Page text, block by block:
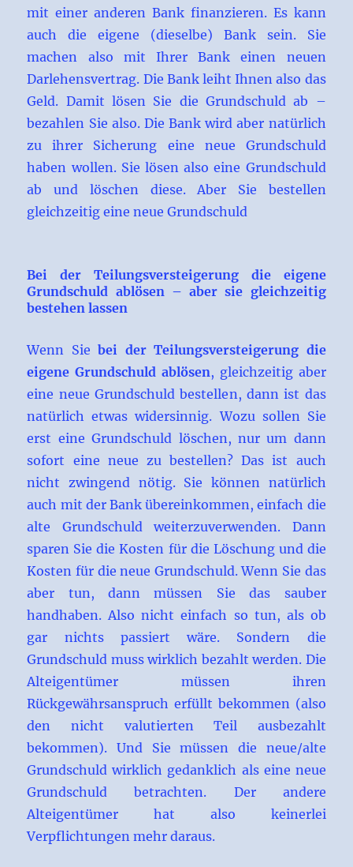
mit einer anderen Bank finanzieren. Es kann
auch die eigene (dieselbe) Bank sein. Sie
machen also mit Ihrer Bank einen neuen
Darlehensvertrag. Die Bank leiht Ihnen also das
Geld. Damit lösen Sie die Grundschuld ab –
bezahlen Sie also. Die Bank wird aber natürlich
zu ihrer Sicherung eine neue Grundschuld
haben wollen. Sie lösen also eine Grundschuld
ab und löschen diese. Aber Sie bestellen
gleichzeitig eine neue Grundschuld
Bei der Teilungsversteigerung die eigene
Grundschuld ablösen – aber sie gleichzeitig
bestehen lassen
Wenn Siebei der Teilungsversteigerung die
eigene Grundschuld ablösen, gleichzeitig aber
eine neue Grundschuld bestellen, dann ist das
natürlich etwas widersinnig. Wozu sollen Sie
erst eine Grundschuld löschen, nur um dann
sofort eine neue zu bestellen? Das ist auch
nicht zwingend nötig. Sie können natürlich
auch mit der Bank übereinkommen, einfach die
alte Grundschuld weiterzuverwenden. Dann
sparen Sie die Kosten für die Löschung und die
Kosten für die neue Grundschuld. Wenn Sie das
aber tun, dann müssen Sie das sauber
handhaben. Also nicht einfach so tun, als ob
gar nichts passiert wäre. Sondern die
Grundschuld muss wirklich bezahlt werden. Die
Alteigentümer müssen ihren
Rückgewährsanspruch erfüllt bekommen (also
den nicht valutierten Teil ausbezahlt
bekommen). Und Sie müssen die neue/alte
Grundschuld wirklich gedanklich als eine neue
Grundschuld betrachten. Der andere
Alteigentümer hat also keinerlei
Verpflichtungen mehr daraus.